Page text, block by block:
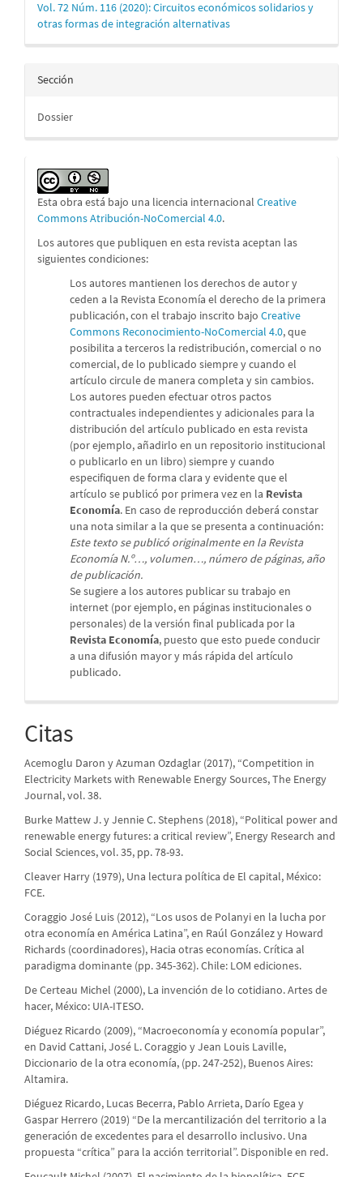
Vol. 72 Núm. 116 (2020): Circuitos económicos solidarios y
otras formas de integración alternativas
Sección
Dossier
Esta obra está bajo una licencia internacional Creative
Commons Atribución-NoComercial 4.0.
Los autores que publiquen en esta revista aceptan las
siguientes condiciones:
Los autores mantienen los derechos de autor y
ceden a la Revista Economía el derecho de la primera
publicación, con el trabajo inscrito bajo Creative
Commons Reconocimiento-NoComercial 4.0, que
posibilita a terceros la redistribución, comercial o no
comercial, de lo publicado siempre y cuando el
artículo circule de manera completa y sin cambios.
Los autores pueden efectuar otros pactos
contractuales independientes y adicionales para la
distribución del artículo publicado en esta revista
(por ejemplo, añadirlo en un repositorio institucional
o publicarlo en un libro) siempre y cuando
especifiquen de forma clara y evidente que el
artículo se publicó por primera vez en la Revista
Economía. En caso de reproducción deberá constar
una nota similar a la que se presenta a continuación:
Este texto se publicó originalmente en la Revista
Economía N.º…, volumen…, número de páginas, año
de publicación.
Se sugiere a los autores publicar su trabajo en
internet (por ejemplo, en páginas institucionales o
personales) de la versión final publicada por la
Revista Economía, puesto que esto puede conducir
a una difusión mayor y más rápida del artículo
publicado.
Citas
Acemoglu Daron y Azuman Ozdaglar (2017), “Competition in
Electricity Markets with Renewable Energy Sources, The Energy
Journal, vol. 38.
Burke Mattew J. y Jennie C. Stephens (2018), “Political power and
renewable energy futures: a critical review”, Energy Research and
Social Sciences, vol. 35, pp. 78-93.
Cleaver Harry (1979), Una lectura política de El capital, México:
FCE.
Coraggio José Luis (2012), “Los usos de Polanyi en la lucha por
otra economía en América Latina”, en Raúl González y Howard
Richards (coordinadores), Hacia otras economías. Crítica al
paradigma dominante (pp. 345-362). Chile: LOM ediciones.
De Certeau Michel (2000), La invención de lo cotidiano. Artes de
hacer, México: UIA-ITESO.
Diéguez Ricardo (2009), “Macroeconomía y economía popular”,
en David Cattani, José L. Coraggio y Jean Louis Laville,
Diccionario de la otra economía, (pp. 247-252), Buenos Aires:
Altamira.
Diéguez Ricardo, Lucas Becerra, Pablo Arrieta, Darío Egea y
Gaspar Herrero (2019) “De la mercantilización del territorio a la
generación de excedentes para el desarrollo inclusivo. Una
propuesta “crítica” para la acción territorial”. Disponible en red.